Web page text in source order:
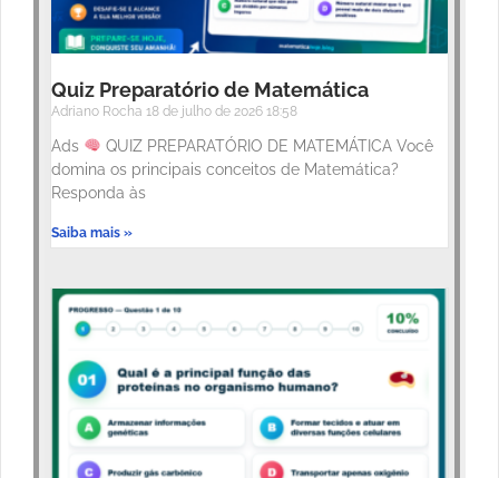
Quiz Preparatório de Matemática
Adriano Rocha 18 de julho de 2026 18:58
Ads
QUIZ PREPARATÓRIO DE MATEMÁTICA Você
domina os principais conceitos de Matemática?
Responda às
Saiba mais »